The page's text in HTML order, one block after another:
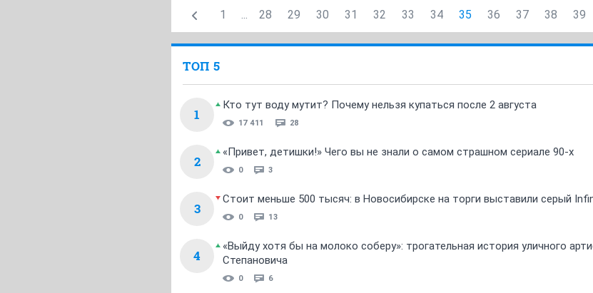
1 ... 28 29 30 31 32 33 34 35 36 37 38 39
ТОП 5
1
Кто тут воду мутит? Почему нельзя купаться после 2 августа
17 411 28
2
«Привет, детишки!» Чего вы не знали о самом страшном сериале 90-х
0 3
3
Стоит меньше 500 тысяч: в Новосибирске на торги выставили серый
0 13
4
«Выйду хотя бы на молоко соберу»: трогательная история уличного
Степановича
0 6